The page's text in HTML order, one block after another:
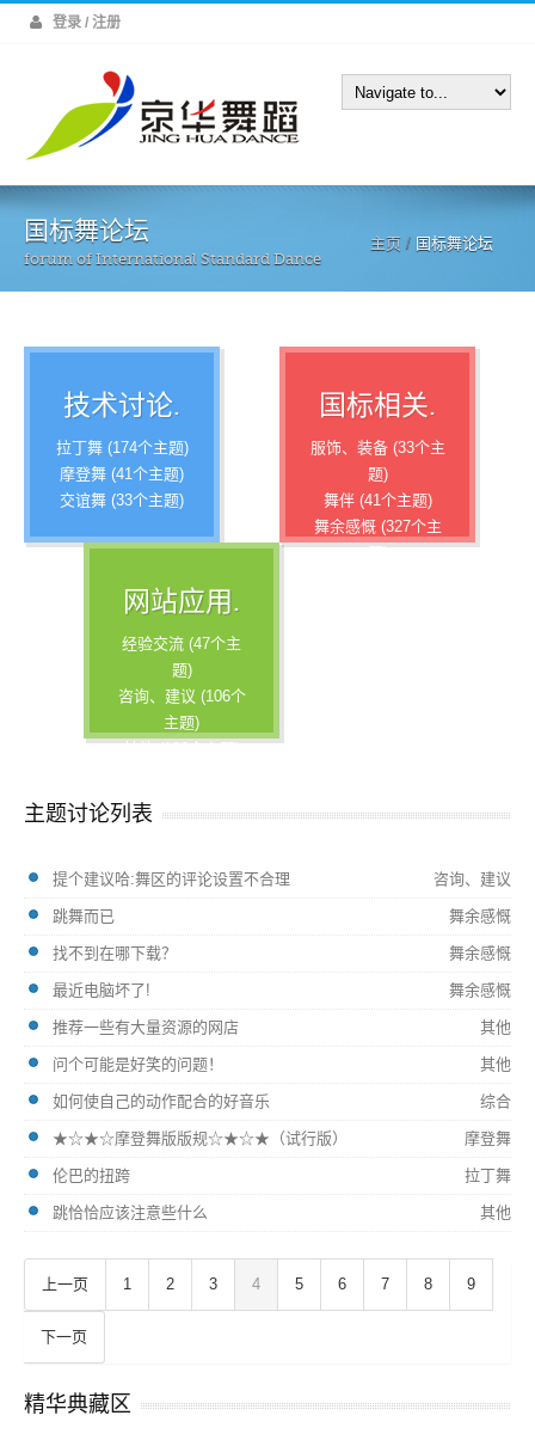
登录 / 注册
国标舞论坛
forum of International Standard Dance
主页 / 国标舞论坛
技术讨论.
拉丁舞 (174个主题)
摩登舞 (41个主题)
交谊舞 (33个主题)
国标相关.
服饰、装备 (33个主
题)
舞伴 (41个主题)
舞余感慨 (327个主
题)
网站应用.
经验交流 (47个主
题)
咨询、建议 (106个
主题)
其他 (136个主题)
主题讨论列表
提个建议哈:舞区的评论设置不合理 咨询、建议
跳舞而已 舞余感慨
找不到在哪下载？ 舞余感慨
最近电脑坏了! 舞余感慨
推荐一些有大量资源的网店 其他
问个可能是好笑的问题！ 其他
如何使自己的动作配合的好音乐 综合
★☆★☆摩登舞版版规☆★☆★（试行版） 摩登舞
伦巴的扭跨 拉丁舞
跳恰恰应该注意些什么 其他
上一页 1 2 3 4 5 6 7 8 9
下一页
精华典藏区